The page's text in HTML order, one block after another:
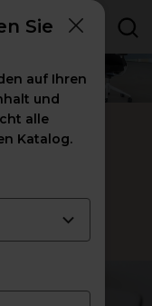
Sie
auf Ihren
und
alle
Katalog.